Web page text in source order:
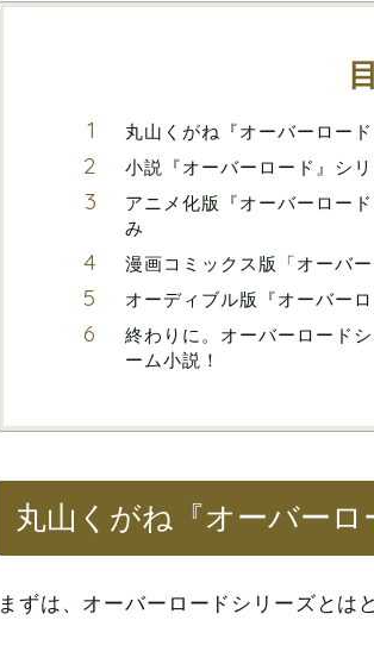
丸山くがね『オーバーロー
小説『オーバーロード』シ
アニメ化版『オーバーロー
み
漫画コミックス版「オーバ
オーディブル版『オーバー
終わりに。オーバーロード
ーム小説！
丸山くがね『オーバー
まずは、オーバーロードシリーズとは